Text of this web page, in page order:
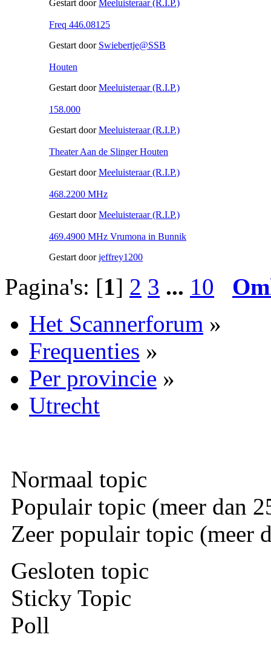
Gestart door Meeluisteraar (R.I.P.)
Freq 446.08125
Gestart door Swiebertje@SSB
Houten
Gestart doorMeeluisteraar (R.I.P.)
158.000
Gestart doorMeeluisteraar (R.I.P.)
Theater Aan de Slinger Houten
Gestart doorMeeluisteraar (R.I.P.)
468.2200 MHz
Gestart doorMeeluisteraar (R.I.P.)
469.4900 MHz Vrumona in Bunnik
Gestart doorjeffrey1200
Pagina's: [1] 2 3 ... 10
Het Scannerforum »
Frequenties »
Per provincie »
Utrecht
Normaal topic
Populair topic (meer dan
Zeer populair topic (meer
Gesloten topic
Sticky Topic
Poll